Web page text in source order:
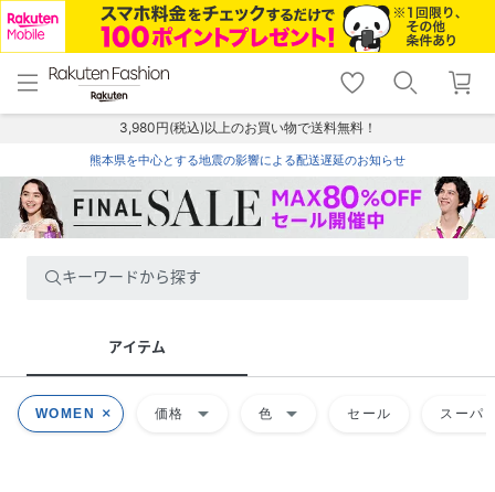
menu home
トップ
shopping_cart lock_outline
ログイン
3,980円(税込)以上のお買い物で送料無料！
熊本県を中心とする地震の影響による配送遅延のお知らせ
キーワードから探す
アイテム
WOMEN 価格 arrow_drop_down 色 arrow_drop_down セール スーパ